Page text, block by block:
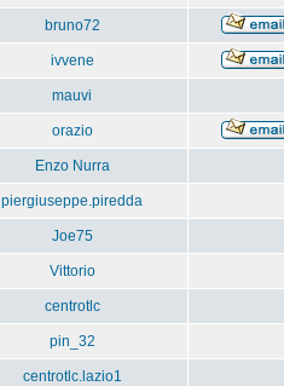
bruno72
ivvene
mauvi
orazio
Enzo Nurra
piergiuseppe.piredda
Joe75
Vittorio
centrotlc
pin_32
centrotlc.lazio1